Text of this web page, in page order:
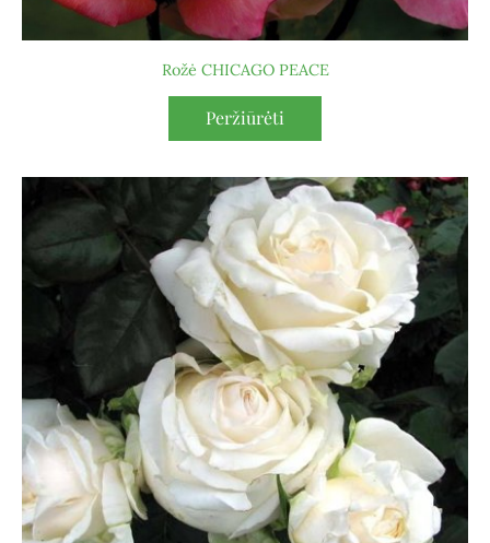
Rožė CHICAGO PEACE
Peržiūrėti